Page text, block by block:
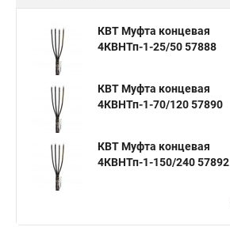
КВТ Муфта концевая
4КВНТп-1-25/50 57888
КВТ Муфта концевая
4КВНТп-1-70/120 57890
КВТ Муфта концевая
4КВНТп-1-150/240 57892